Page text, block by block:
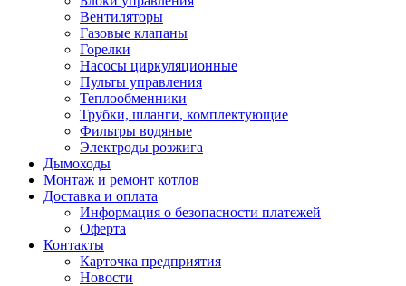
Вентиляторы
Газовые клапаны
Горелки
Насосы циркуляционные
Пульты управления
Теплообменники
Трубки, шланги, комплектующие
Фильтры водяные
Электроды розжига
Дымоходы
Монтаж и ремонт котлов
Доставка и оплата
Информация о безопасности платежей
Оферта
Контакты
Карточка предприятия
Новости